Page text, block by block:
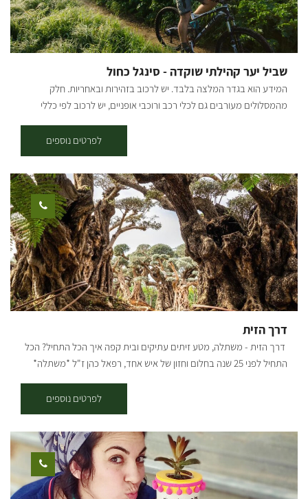
שביל יער קהילתי שוקדה - סינגל כחול
המידע הוא בגדר המלצה בלבד. יש לרכוב בזהירות ובאחריות. חלק
מהמסלולים מעורבים גם לכלי רכב ורוכבי אופניים, יש לרכוב לפי כללי
ק"מ נקודת התחלה וסיום: ניתן לצאת למסלול משתי נקודות התחלה וסיום -
בארי ויער שוקדה (המסלול הינו מעגלי, חד-כיווני עם כיוון השעון). תקציר על
אזור הטיול: המסלול עובר בפינות הרחוקות והפורחות ביער שוקדה, הסינגל
משולט בשטח באמצעות עמודי עץ שעליהם לוח קטן בצבע כחול עם רוכב
אופניים במרכזו. תקציר המסלול: * יציאה מבארי - נרכב בדרך העפר
המקבילה לכביש הכניסה לבארי לכיוון כביש 232, נחצה וניכנס לדרך מצד
ימין, שם נראה שילוט של הסינגל. לאחר 200 מ' בסינגל נגיע לפיצול שבו
נמשיך בזרוע השמאלית, עם הסימון הכחול, במשך כשני קילומטרים
נוספים, עד שהוא מתעקל ימינה ומתרחק מכביש 232. בדרך עוברים
בחלקי שטח פתוחים וחלק בתוך החורש. 5.7 ק"מ מתחילת המסלול, אנו
פוגשים את דרך נוף יער שוקדה, ופונים בה ימינה לחזרה לכיוון בארי. *
סינגל החוצה את הדרך ואת שלט ההסבר על השבילים משמאל. נמשיך ישר
ונשתלב בשביל הכחול החוזר לכיוון כביש 232. קרדיט צילום: אילן שחם
מפה: *המידע מתוך אתרים לה מדווש ומסלולי אופניים בשטח עם קק"ל
לפרטים נוספים
דרך הזית
דרך הזית - משתלה, מטע זיתים עתיקים ובית קפה איך הכל התחיל? הכל
התחיל לפני 25 שנה בחלום וחזון של איש אחד, רפאל כהן ז"ל *משתלה*
תמיר שהיה אחרי שירות צבאי לנהל את המשתלה. עם חזון ואמונה הקים
תמיר משתלה שמגדלת צמחים ומשווקת למשתלות בכל רחבי הארץ.. לפני
כשמונה שנים כאשר רצה לקנות עץ זית לביתו, פיתח תמיר אהבה לעצי
הזית, והחל באוסף עצי הזית, שהפך לאוסף הגדול בארץ! עם התפרצות
הקורונה החליט תמיר לפתוח את משתלת הבוטיק ״דרך הזית״ שבמרכזה
בית קפה, בו ניתן להנות ממגוון ארוחות, כמו ארוחות בוקר, פיצות, פוקצ’ות,
טוסטים, סלטים וכו׳.. קיימים אצלנו מגוון גדול של עצים בוגרים
לפרטים נוספים